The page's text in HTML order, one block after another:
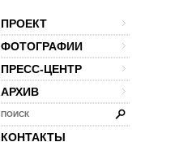
ПРОЕКТ
ФОТОГРАФИИ
ПРЕСС-ЦЕНТР
АРХИВ
ПОИСК
КОНТАКТЫ